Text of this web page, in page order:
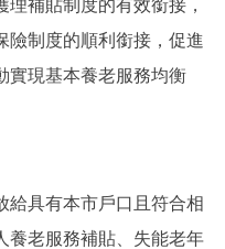
補貼制度的有效銜接，
險制度的順利銜接，促進
實現基本養老服務均衡
具有本市戶口且符合相
養老服務補貼、失能老年